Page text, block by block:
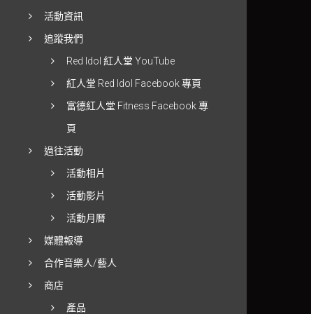
活動資訊
追蹤我們
Red Idol 紅人堂 YouTube
紅人堂 Red Idol Facebook 專頁
富德紅人堂 Fitness Facebook 專
頁
過往活動
活動相片
活動影片
活動月曆
媒體報導
合作音樂人/藝人
商店
產品